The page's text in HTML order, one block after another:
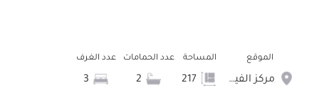
الموقع
مركز الفيوم
المساحة عدد الحمامات عدد الغرف